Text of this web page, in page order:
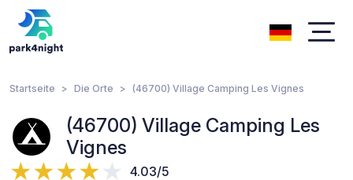
Startseite Die Orte (46700) Village Camping Les Vignes
(46700) Village Camping Les
Vignes
4.03/5